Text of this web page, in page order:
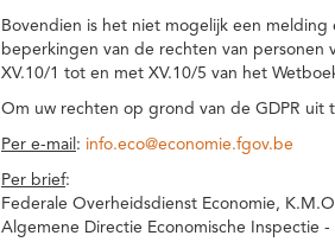
Bovendien is het niet mogelijk een
beperkingen van de rechten van personen
XV.10/1 tot en met XV.10/5 van het
Om uw rechten op grond van de GDPR
Per e-mail : info.eco@economie.fgov.be
Per brief:
Federale Overheidsdienst Economie,
Algemene Directie Economische Inspectie